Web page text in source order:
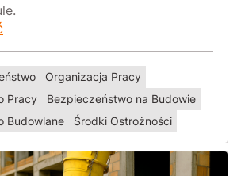
Organizacja Pracy
Pracy
Bezpieczeństwo na Budowie
Budowlane
Środki Ostrożności